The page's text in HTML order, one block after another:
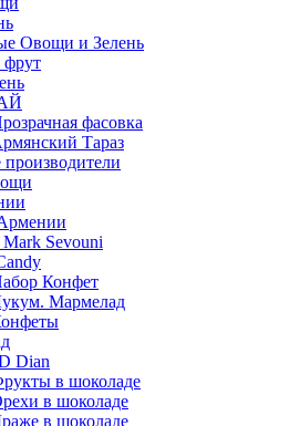
Овощи и Зелень
фрут
фасовка
Тараз
производители
Mark Sevouni
Конфет
Мармелад
Dian
в шоколаде
в шоколаде
в шоколаде